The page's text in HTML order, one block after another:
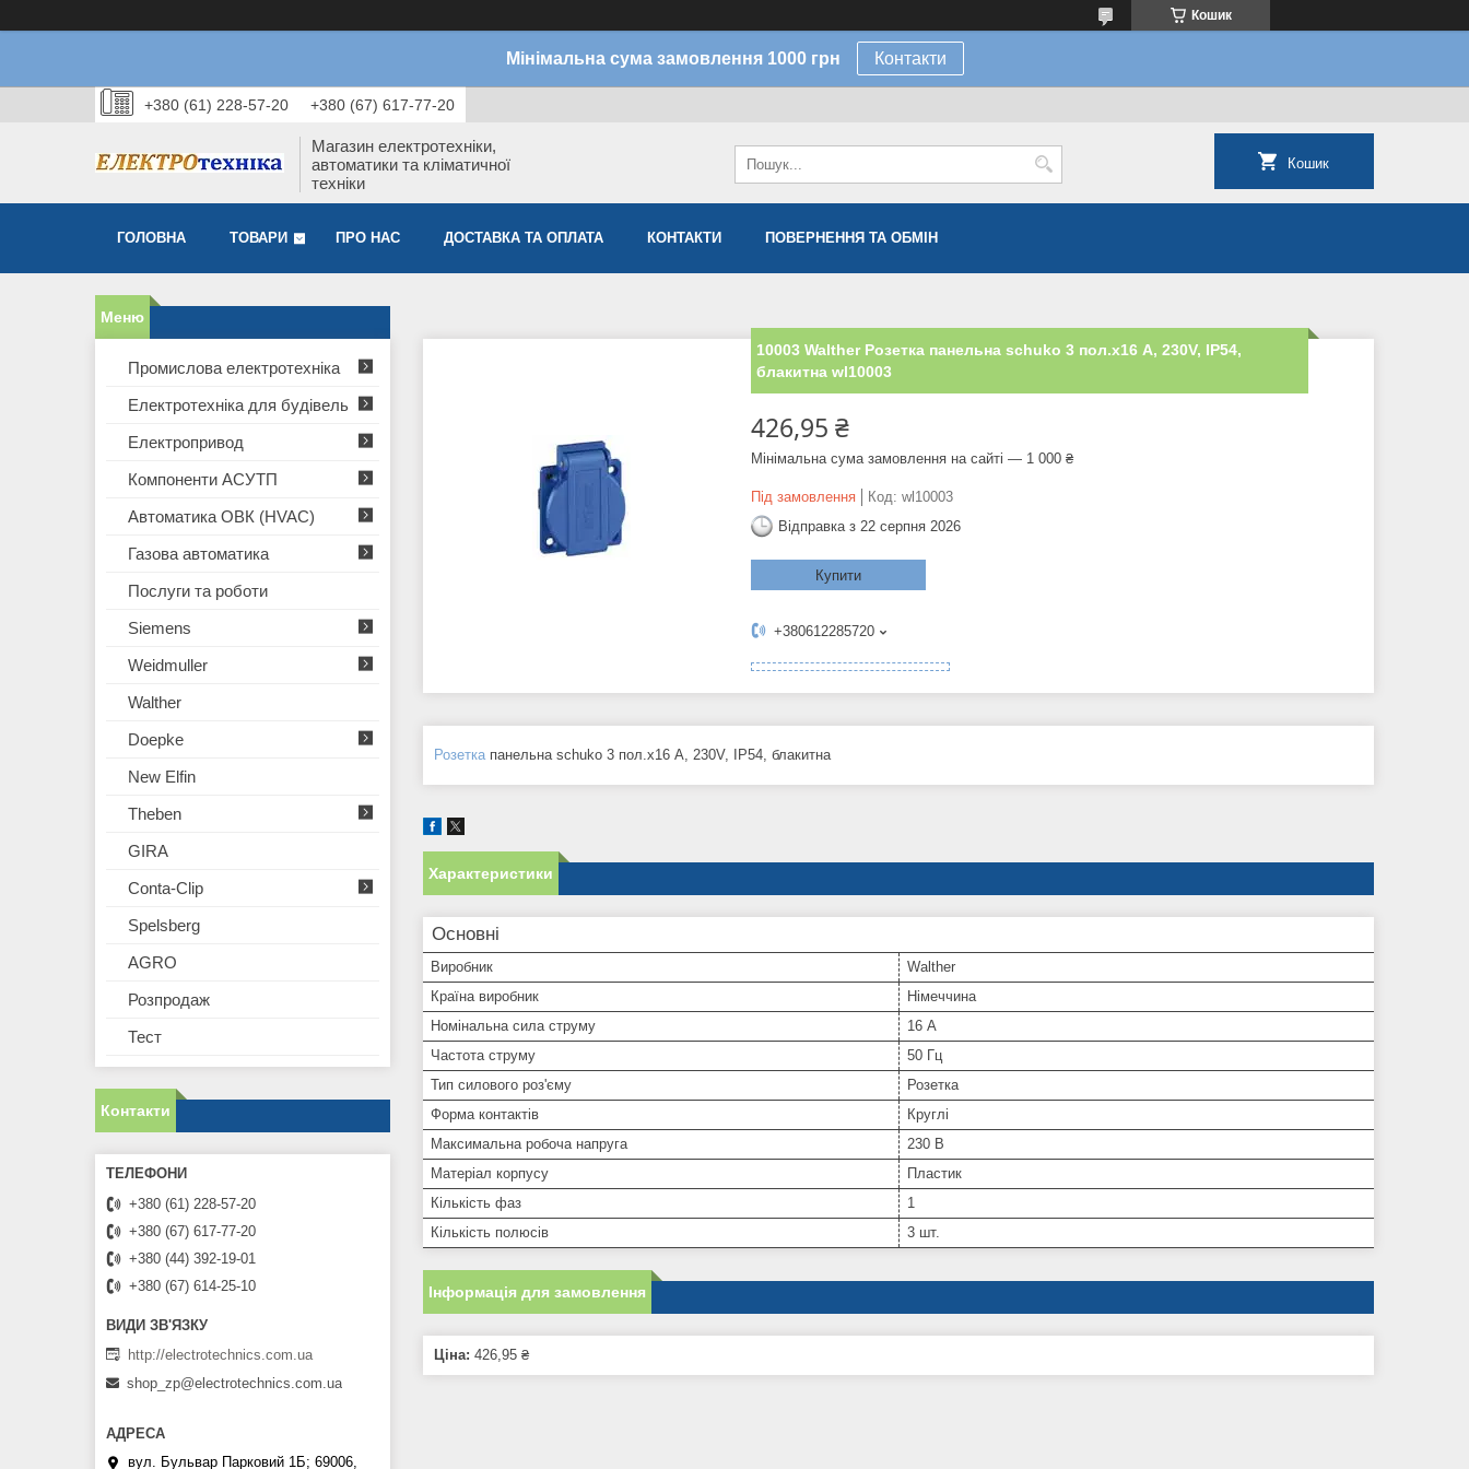
Кошик
Мінімальна сума замовлення 1000 грн Контакти
+380 (61) 228-57-20 +380 (67) 617-77-20
Магазин електротехніки,
автоматики та кліматичної
техніки
Кошик
ГОЛОВНА ТОВАРИ ПРО НАС ДОСТАВКА ТА ОПЛАТА КОНТАКТИ ПОВЕРНЕННЯ ТА ОБМІН
10003 Walther Розетка панельна schuko 3 пол.х16 А, 230V, IP54,
блакитна wl10003
426,95 ₴
Мінімальна сума замовлення на сайті — 1 000 ₴
Під замовлення Код: wl10003
Відправка з 22 серпня 2026
Купити
+380612285720
Розеткапанельна schuko 3 пол.х16 А, 230V, IP54, блакитна
Характеристики
Основні
Виробник
Walther
Країна виробник
Німеччина
Номінальна сила струму
16 А
Частота струму
50 Гц
Тип силового роз'єму
Розетка
Форма контактів
Круглі
Максимальна робоча напруга
230 В
Матеріал корпусу
Пластик
Кількість фаз
1
Кількість полюсів
3 шт.
Інформація для замовлення
Ціна: 426,95 ₴
Промислова електротехніка
Електротехніка для будівель
Електропривод
Компоненти АСУТП
Автоматика ОВК (HVAC)
Газова автоматика
Послуги та роботи
Siemens
Weidmuller
Walther
Doepke
New Elfin
Theben
GIRA
Conta-Clip
Spelsberg
AGRO
Розпродаж
Тест
Контакти
+380 (61) 228-57-20
+380 (67) 617-77-20
+380 (44) 392-19-01
+380 (67) 614-25-10
http://electrotechnics.com.ua
shop_zp@electrotechnics.com.ua
вул. Бульвар Парковий 1Б; 69006,